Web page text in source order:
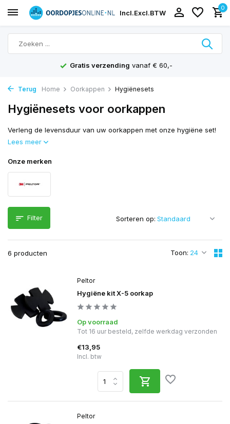
Incl.Excl.BTW
0
Gratis verzending vanaf € 60,-
Terug Home Oorkappen Hygiënesets
Hygiënesets voor oorkappen
Verleng de levensduur van uw oorkappen met onze hygiëne set!
Lees meer
Onze merken
Filter
6 producten Toon:
Sorteren op:
Peltor
Hygiëne kit X-5 oorkap
Op voorraad
Tot 16 uur besteld, zelfde werkdag verzonden
€13,95
Incl. btw
Peltor